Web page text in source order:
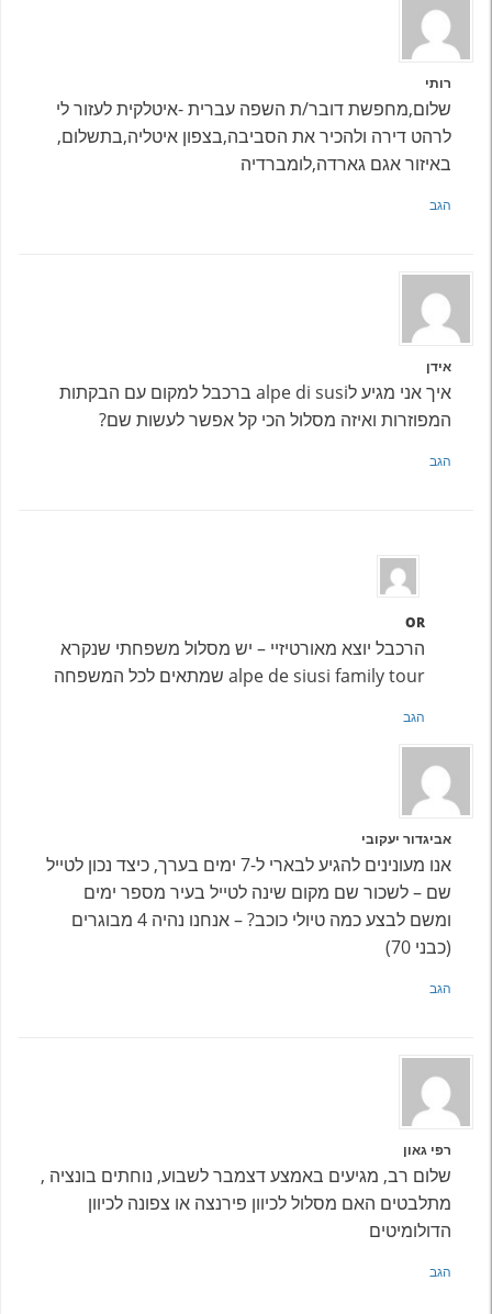
רותי
שלום,מחפשת דובר/ת השפה עברית -איטלקית לעזור לי
לרהט דירה ולהכיר את הסביבה,בצפון איטליה,בתשלום,
באיזור אגם גארדה,לומברדיה
הגב
אידן
איך אני מגיע לalpe di susi ברכבל למקום עם הבקתות
המפוזרות ואיזה מסלול הכי קל אפשר לעשות שם?
הגב
OR
הרכבל יוצא מאורטיזיי – יש מסלול משפחתי שנקרא
alpe de siusi family tour שמתאים לכל המשפחה
הגב
אביגדור יעקובי
אנו מעונינים להגיע לבארי ל-7 ימים בערך, כיצד נכון לטייל
שם – לשכור שם מקום שינה לטייל בעיר מספר ימים
ומשם לבצע כמה טיולי כוכב? – אנחנו נהיה 4 מבוגרים
(כבני 70)
הגב
רפי גאון
שלום רב, מגיעים באמצע דצמבר לשבוע, נוחתים בונציה ,
מתלבטים האם מסלול לכיוון פירנצה או צפונה לכיוון
הדולומיטים
הגב